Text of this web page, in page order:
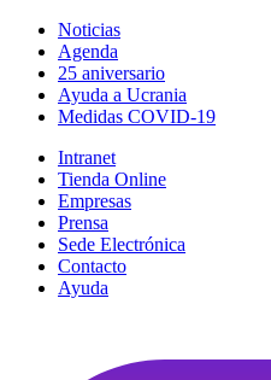
Noticias
Agenda
25 aniversario
Ayuda a Ucrania
Medidas COVID-19
Intranet
Tienda Online
Empresas
Prensa
Sede Electrónica
Contacto
Ayuda